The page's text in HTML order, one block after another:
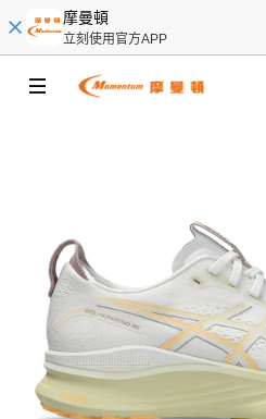
摩曼頓
立刻使用官方APP